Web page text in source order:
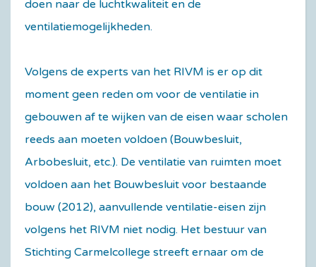
doen naar de luchtkwaliteit en de
ventilatiemogelijkheden.
Volgens de experts van het RIVM is er op dit
moment geen reden om voor de ventilatie in
gebouwen af te wijken van de eisen waar scholen
reeds aan moeten voldoen (Bouwbesluit,
Arbobesluit, etc.). De ventilatie van ruimten moet
voldoen aan het Bouwbesluit voor bestaande
bouw (2012), aanvullende ventilatie-eisen zijn
volgens het RIVM niet nodig. Het bestuur van
Stichting Carmelcollege streeft ernaar om de